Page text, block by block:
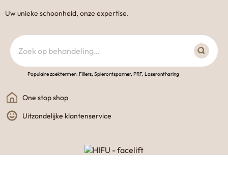
Uw unieke schoonheid, onze expertise.
Zoeken
Populaire zoektermen: Fillers, Spierontspanner, PRF, Laserontharing
One stop shop
Uitzondelijke klantenservice